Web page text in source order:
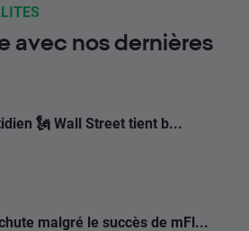
avec nos dernières
🗽 Wall Street tient b...
malgré le succès de mFl...